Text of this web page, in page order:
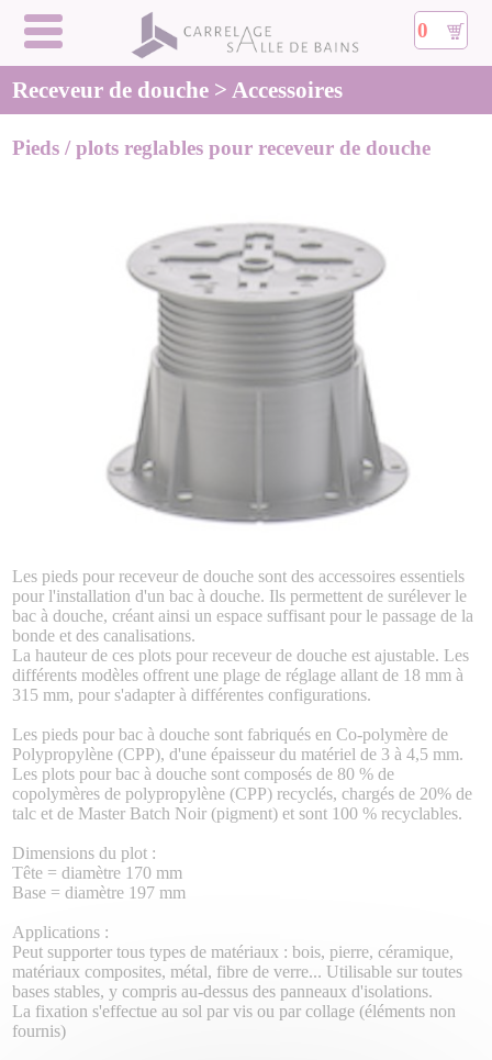
0
Receveur de douche > Accessoires
Pieds / plots reglables pour receveur de douche
Les pieds pour receveur de douche sont des accessoires essentiels
pour l'installation d'un bac à douche. Ils permettent de surélever le
bac à douche, créant ainsi un espace suffisant pour le passage de la
bonde et des canalisations.
La hauteur de ces plots pour receveur de douche est ajustable. Les
différents modèles offrent une plage de réglage allant de 18 mm à
315 mm, pour s'adapter à différentes configurations.
Les pieds pour bac à douche sont fabriqués en Co-polymère de
Polypropylène (CPP), d'une épaisseur du matériel de 3 à 4,5 mm.
Les plots pour bac à douche sont composés de 80 % de
copolymères de polypropylène (CPP) recyclés, chargés de 20% de
talc et de Master Batch Noir (pigment) et sont 100 % recyclables.
Dimensions du plot :
Tête = diamètre 170 mm
Base = diamètre 197 mm
Applications :
Peut supporter tous types de matériaux : bois, pierre, céramique,
matériaux composites, métal, fibre de verre... Utilisable sur toutes
bases stables, y compris au-dessus des panneaux d'isolations.
La fixation s'effectue au sol par vis ou par collage (éléments non
fournis)